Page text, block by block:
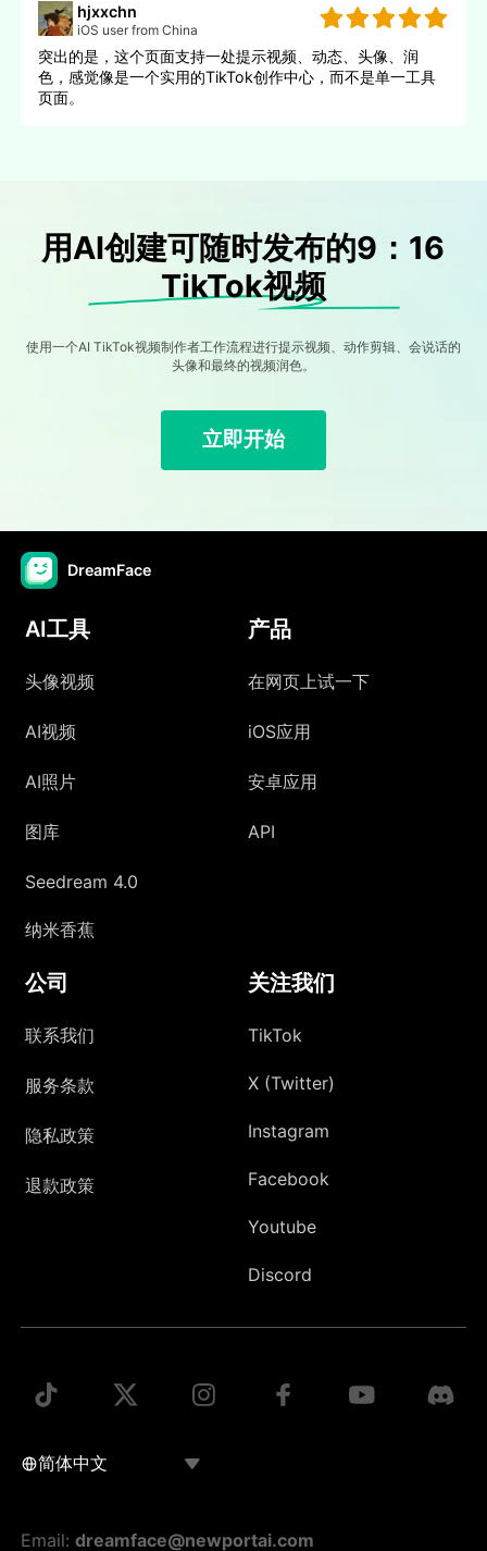
hjxxchn
iOS user from China
突出的是，这个页面支持一处提示视频、动态、头像、润
色，感觉像是一个实用的TikTok创作中心，而不是单一工具
页面。
用AI创建可随时发布的9：16
TikTok视频
使用一个AI TikTok视频制作者工作流程进行提示视频、动作剪辑、会说话的
头像和最终的视频润色。
立即开始
DreamFace
AI工具
头像视频
AI视频
AI照片
图库
Seedream 4.0
纳米香蕉
产品
在网页上试一下
iOS应用
安卓应用
API
公司
联系我们
服务条款
隐私政策
退款政策
关注我们
TikTok
X (Twitter)
Instagram
Facebook
Youtube
Discord
Email:dreamface@newportai.com